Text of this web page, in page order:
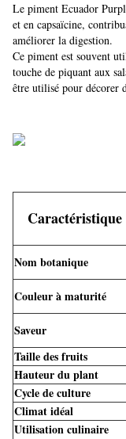
Le piment Ecuador
et en capsaïcine,
améliorer la digestion.
Ce piment est souvent
touche de piquant aux
être utilisé pour décorer
Caractéristique
Nom botanique
Couleur à maturité
Saveur
Taille des fruits
Hauteur du plant
Cycle de culture
Climat idéal
Utilisation culinaire